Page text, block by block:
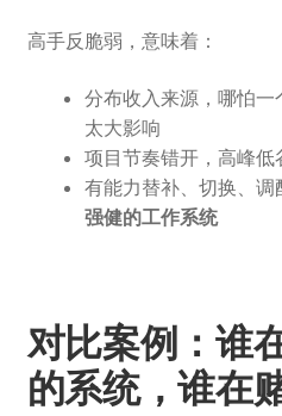
高手反脆弱，意味着：
分布收入来源，哪怕
太大影响
项目节奏错开，高峰低
有能力替补、切换、调
强健的工作系统
对比案例：谁
的系统，谁在